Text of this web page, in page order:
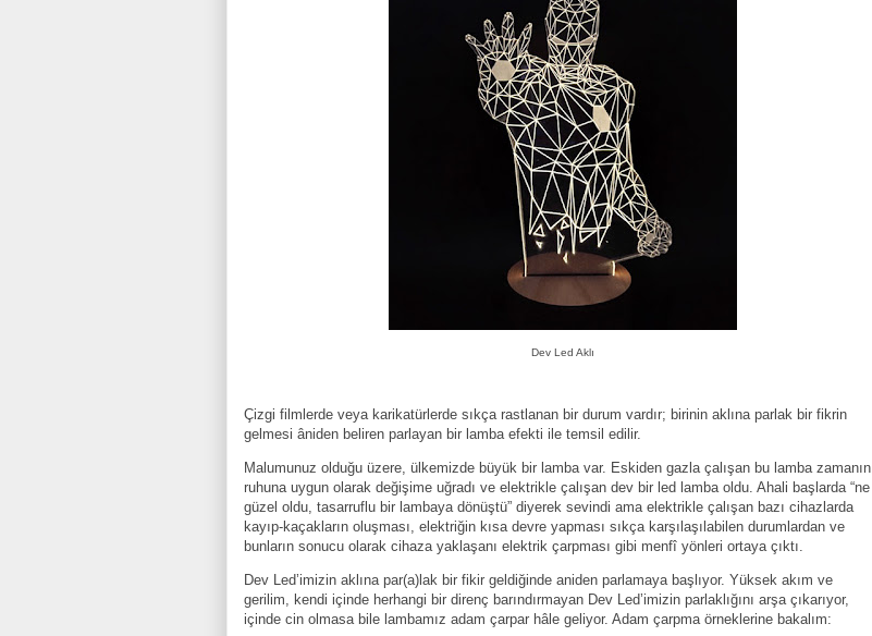
Dev Led Aklı
Çizgi filmlerde veya karikatürlerde sıkça rastlanan bir durum vardır; birinin aklına parlak bir fikrin
gelmesi âniden beliren parlayan bir lamba efekti ile temsil edilir.
Malumunuz olduğu üzere, ülkemizde büyük bir lamba var. Eskiden gazla çalışan bu lamba zamanın
ruhuna uygun olarak değişime uğradı ve elektrikle çalışan dev bir led lamba oldu. Ahali başlarda “ne
güzel oldu, tasarruflu bir lambaya dönüştü” diyerek sevindi ama elektrikle çalışan bazı cihazlarda
kayıp-kaçakların oluşması, elektriğin kısa devre yapması sıkça karşılaşılabilen durumlardan ve
bunların sonucu olarak cihaza yaklaşanı elektrik çarpması gibi menfî yönleri ortaya çıktı.
Dev Led’imizin aklına par(a)lak bir fikir geldiğinde aniden parlamaya başlıyor. Yüksek akım ve
gerilim, kendi içinde herhangi bir direnç barındırmayan Dev Led’imizin parlaklığını arşa çıkarıyor,
içinde cin olmasa bile lambamız adam çarpar hâle geliyor. Adam çarpma örneklerine bakalım: